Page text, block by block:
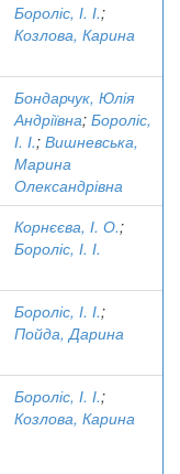
Бороліс, І. І.;
Козлова, Карина
Бондарчук, Юлія
Андріївна; Бороліс,
І. І.; Вишневська,
Марина
Олександрівна
Корнєєва, І. О.;
Бороліс, І. І.
Бороліс, І. І.;
Пойда, Дарина
Бороліс, І. І.;
Козлова, Карина